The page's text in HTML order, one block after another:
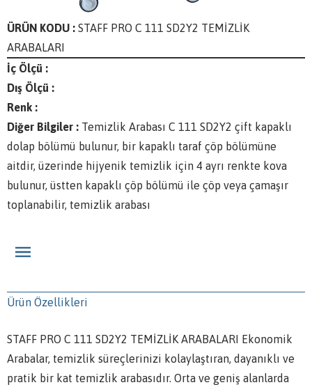
ÜRÜN KODU : STAFF PRO C 111 SD2Y2 TEMİZLİK
ARABALARI
İç Ölçü :
Dış Ölçü :
Renk :
Diğer Bilgiler : Temizlik Arabası C 111 SD2Y2 çift kapaklı
dolap bölümü bulunur, bir kapaklı taraf çöp bölümüne
aitdir, üzerinde hijyenik temizlik için 4 ayrı renkte kova
bulunur, üstten kapaklı çöp bölümü ile çöp veya çamaşır
toplanabilir, temizlik arabası
Ürün Özellikleri
STAFF PRO C 111 SD2Y2 TEMİZLİK ARABALARI Ekonomik
Arabalar, temizlik süreçlerinizi kolaylaştıran, dayanıklı ve
pratik bir kat temizlik arabasıdır. Orta ve geniş alanlarda